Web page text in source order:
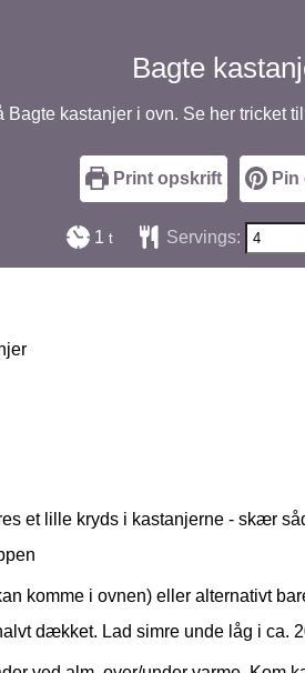
Bagte
Bagte kastanjer i ovn. Se her tricket
Print opskrift
1 time
t Servings:
et lille kryds i kastanjerne - skær
komme i ovnen) eller alternativt
dækket. Lad simre unde låg i ca.